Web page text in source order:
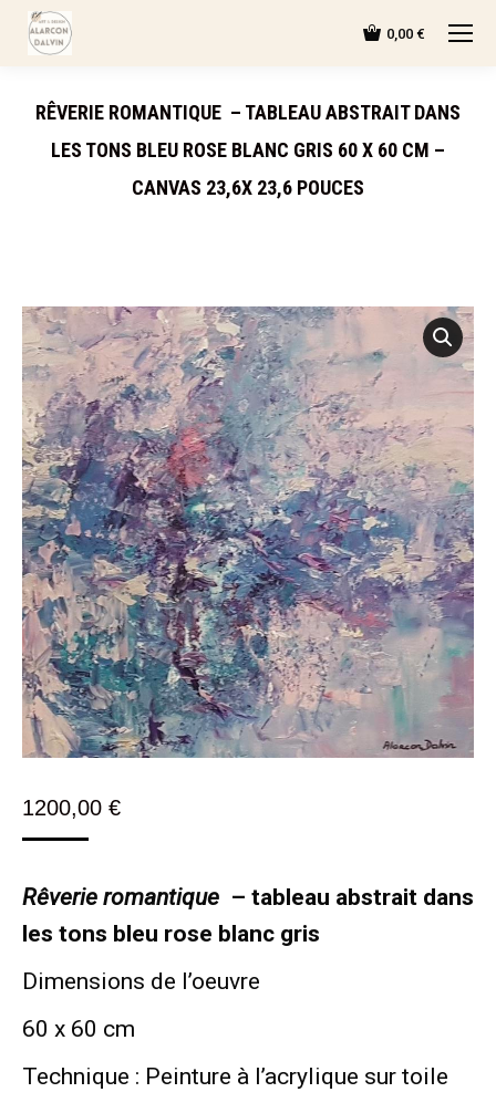
0,00 €
RÊVERIE ROMANTIQUE – TABLEAU ABSTRAIT DANS
LES TONS BLEU ROSE BLANC GRIS 60 X 60 CM –
CANVAS 23,6X 23,6 POUCES
1200,00 €
Rêverie romantique – tableau abstrait dans
les tons bleu rose blanc gris
Dimensions de l’oeuvre
60 x 60 cm
Technique : Peinture à l’acrylique sur toile